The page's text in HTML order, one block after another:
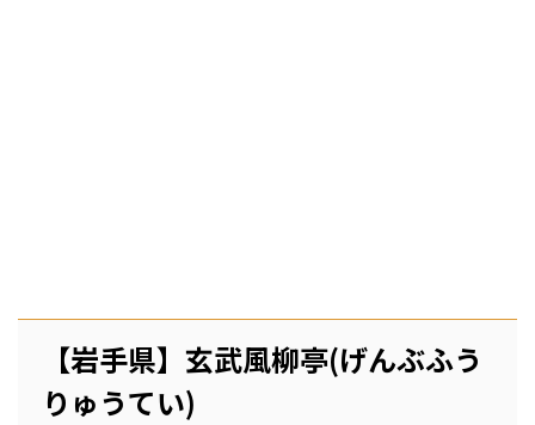
【岩手県】玄武風柳亭(げんぶふう
りゅうてい)